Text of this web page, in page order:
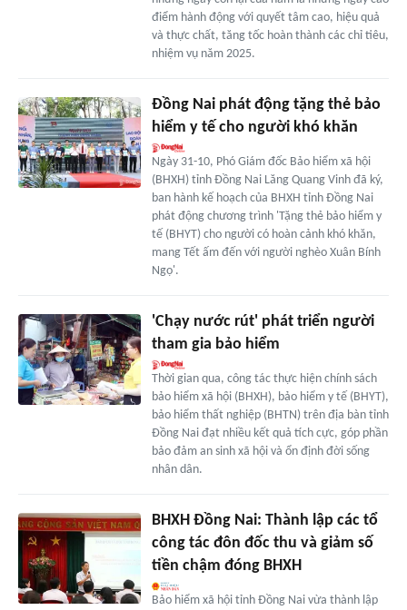
điểm hành động với quyết tâm cao, hiệu quả
và thực chất, tăng tốc hoàn thành các chỉ tiêu,
nhiệm vụ năm 2025.
Đồng Nai phát động tặng thẻ bảo
hiểm y tế cho người khó khăn
Ngày 31-10, Phó Giám đốc Bảo hiểm xã hội
(BHXH) tỉnh Đồng Nai Lăng Quang Vinh đã ký,
ban hành kế hoạch của BHXH tỉnh Đồng Nai
phát động chương trình 'Tặng thẻ bảo hiểm y
tế (BHYT) cho người có hoàn cảnh khó khăn,
mang Tết ấm đến với người nghèo Xuân Bính
Ngọ'.
'Chạy nước rút' phát triển người
tham gia bảo hiểm
Thời gian qua, công tác thực hiện chính sách
bảo hiểm xã hội (BHXH), bảo hiểm y tế (BHYT),
bảo hiểm thất nghiệp (BHTN) trên địa bàn tỉnh
Đồng Nai đạt nhiều kết quả tích cực, góp phần
bảo đảm an sinh xã hội và ổn định đời sống
nhân dân.
BHXH Đồng Nai: Thành lập các tổ
công tác đôn đốc thu và giảm số
tiền chậm đóng BHXH
Bảo hiểm xã hội tỉnh Đồng Nai vừa thành lập